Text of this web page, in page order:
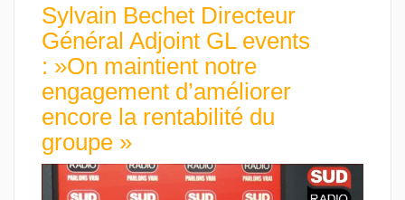
Sylvain Bechet Directeur
Général Adjoint GL events
: »On maintient notre
engagement d’améliorer
encore la rentabilité du
groupe »